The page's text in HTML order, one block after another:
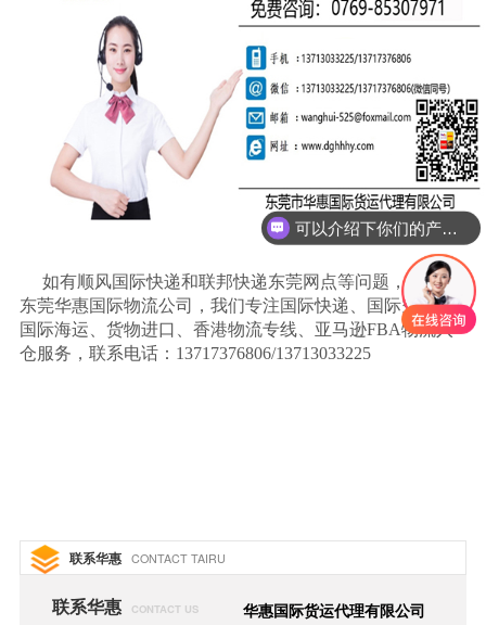
如有顺风国际快递和联邦快递东莞网点等问题，可咨询
东莞华惠国际物流公司，我们专注国际快递、国际空运、
国际海运、货物进口、香港物流专线、亚马逊FBA物流入
仓服务，联系电话：13717376806/13713033225
联系华惠 CONTACT TAIRU
联系华惠 CONTACT US 华惠国际货运代理有限公司
可以介绍下你们的产品么